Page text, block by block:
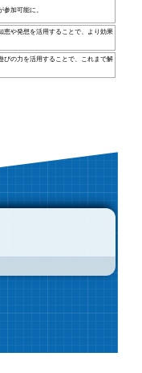
加可能に。
恵や発想を活用することで、より効果
びの力を活用することで、これまで解